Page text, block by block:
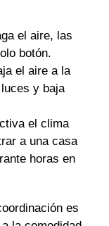
el aire, las
botón.
el aire a la
y baja
el clima
a una casa
horas en
es